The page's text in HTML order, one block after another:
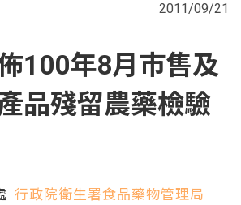
2011/09/21
100年8月市售及
品殘留農藥檢驗
行政院衛生署食品藥物管理局